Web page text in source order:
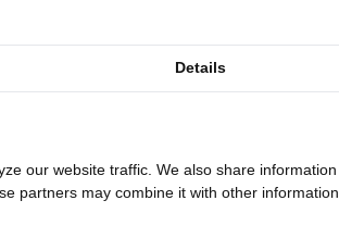
499,-
Details
our website traffic. We also share information
partners may combine it with other information